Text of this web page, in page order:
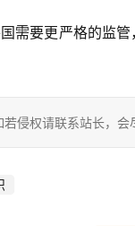
需要更严格的监
侵权请联系站长，会